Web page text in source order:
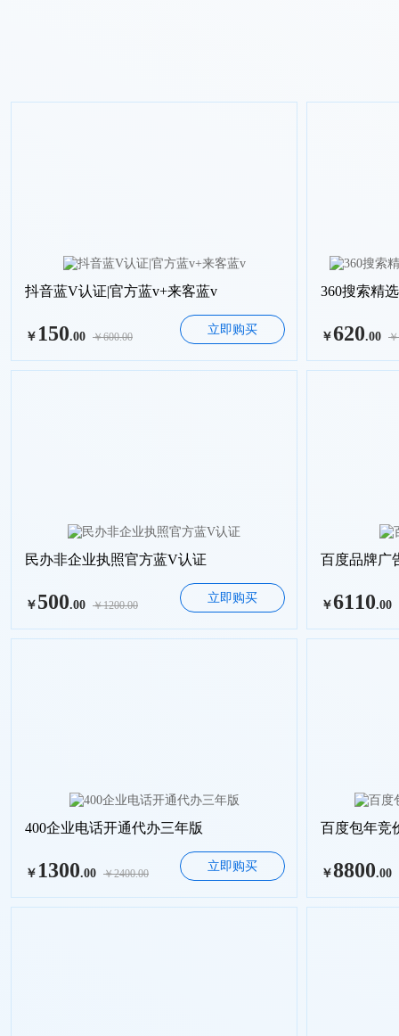
抖音蓝V认证|官方蓝v+来客蓝v
￥ 150.00 ￥600.00
立即购买
￥620.00
民办非企业执照官方蓝V认证
￥ 500.00 ￥1200.00
立即购买
百度品牌广
￥6110.00
400企业电话开通代办三年版
￥ 1300.00 ￥2400.00
立即购买
百度包年竞
￥8800.00